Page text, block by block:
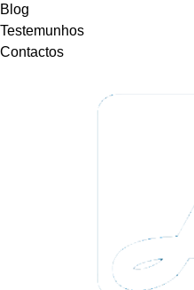
Blog
Testemunhos
Contactos